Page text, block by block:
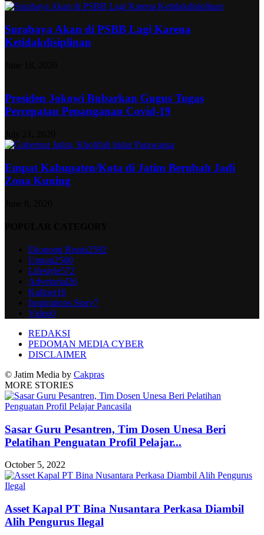
Surabaya Akan di PSBB Lagi Karena
Ketidakdisiplinan
Presiden Jokowi Bubarkan Gugus Tugas
Percepatan Penanganan Covid-19
Empat Kabupaten/Kota di Jatim Berubah Jadi
Zona Kuning
Ekonomi Bisnis2592
Umum2500
Lifestyle572
Advetorial26
Kuliner16
Inspirations Story7
Video0
REDAKSI
PEDOMAN MEDIA CYBER
DISCLAIMER
© Jatim Media by Cakpras
MORE STORIES
Sasar Guru Pesantren, Tim Dosen Unesa Beri
Pelatihan Penguatan Profil Pelajar...
October 5, 2022
Asset Kapal PT Bina Nusantara Perkasa Diambil
Alih Pengurus Ilegal